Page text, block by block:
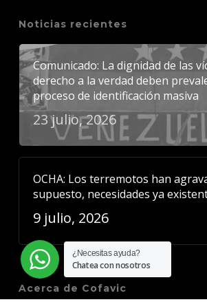
Noticias recientes
Comunicado: La dignidad de las
derecho a la verdad deben
proceso de identificación masiva
23 julio, 2026
OCHA: Los terremotos han
supuesto, necesidades ya
9 julio, 2026
Acerca de Cofavic
¿Necesitas ayuda?
Chatea con nosotros